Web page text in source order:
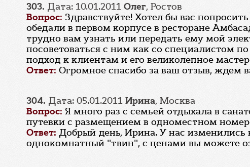
303. Дата: 10.01.2011 Олег, Ростов
Вопрос: Здравствуйте! Хотел бы вас
обедали в первом корпусе в ресторане
трудно вам узнать или передать ему мой
посоветоваться с ним как со специалистом
подход к клиентам и его великолепное
Ответ: Огромное спасибо за ваш отзыв, ждем
304. Дата: 05.01.2011 Ирина, Москва
Вопрос: Я много раз с семьей отдыхала в
путевки с размещением в одноместном
Ответ: Добрый день, Ирина. У нас
однокомнатный "твин", с ценами вы можете